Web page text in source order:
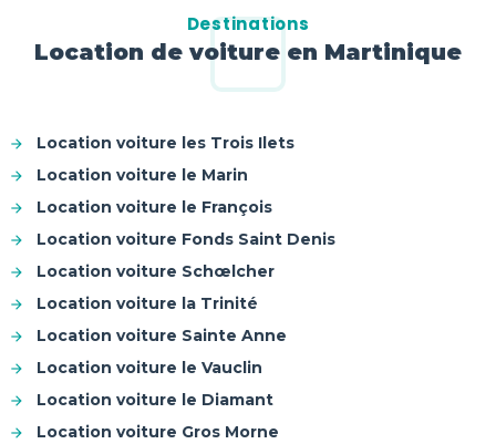
Destinations
Location de voiture en Martinique
Location voiture les Trois Ilets
Location voiture le Marin
Location voiture le François
Location voiture Fonds Saint Denis
Location voiture Schœlcher
Location voiture la Trinité
Location voiture Sainte Anne
Location voiture le Vauclin
Location voiture le Diamant
Location voiture Gros Morne